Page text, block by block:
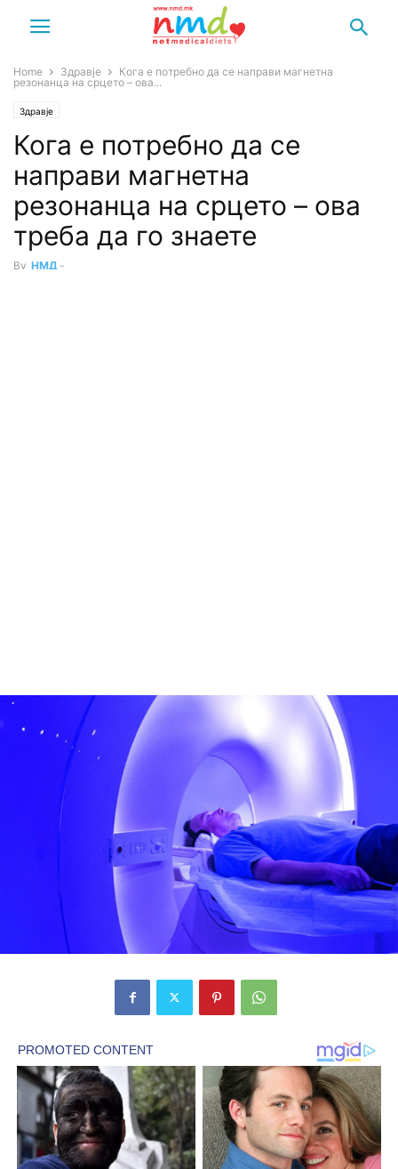
Home Здравје
Кога е потребно да се направи магнетна
резонанца на срцето – ова...
Здравје
Кога е потребно да се
направи магнетна
резонанца на срцето – ова
треба да го знаете
By НМД -